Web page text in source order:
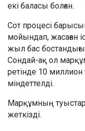
екі баласы болған.
Сот процесі
мойындап, жасаған
жыл бас
Сондай-ақ ол
ретінде 10
міндеттелді.
Марқұмның
жеткізді.